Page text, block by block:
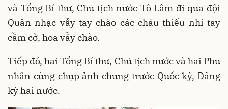
và Tổng Bí thư, Chủ tịch nước Tô Lâm đi qua đội
Quân nhạc vẫy tay chào các cháu thiếu nhi tay
cầm cờ, hoa vẫy chào.
Tiếp đó, hai Tổng Bí thư, Chủ tịch nước và hai Phu
nhân cùng chụp ảnh chung trước Quốc kỳ, Đảng
kỳ hai nước.